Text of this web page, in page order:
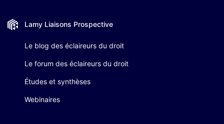
Lamy Liaisons Prospective
Le blog des éclaireurs du droit
Le forum des éclaireurs du droit
Études et synthèses
Webinaires